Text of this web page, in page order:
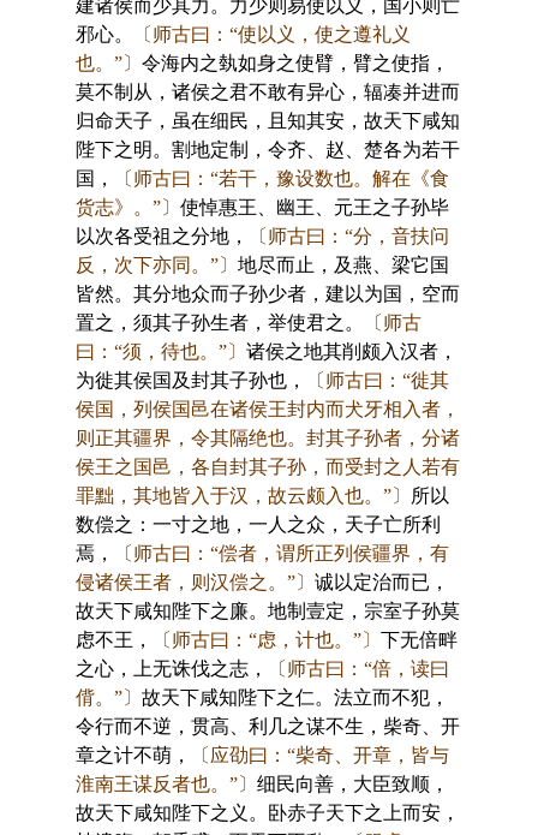
建诸侯而少其力。力少则易使以义，国小则亡
邪心。
〔师古曰：“使以义，使之遵礼义
也。”〕 令海内之埶如身之使臂，臂之使指，
莫不制从，诸侯之君不敢有异心，辐凑并进而
归命天子，虽在细民，且知其安，故天下咸知
陛下之明。割地定制，令齐、赵、楚各为若干
国，
〔师古曰：“若干，豫设数也。解在《食
货志》。”〕 使悼惠王、幽王、元王之子孙毕
以次各受祖之分地，
〔师古曰：“分，音扶问
反，次下亦同。”〕 地尽而止，及燕、梁它国
皆然。其分地众而子孙少者，建以为国，空而
置之，须其子孙生者，举使君之。
〔师古
曰：“须，待也。”〕 诸侯之地其削颇入汉者，
为徙其侯国及封其子孙也，
〔师古曰：“徙其
侯国，列侯国邑在诸侯王封内而犬牙相入者，
则正其疆界，令其隔绝也。封其子孙者，分诸
侯王之国邑，各自封其子孙，而受封之人若有
罪黜，其地皆入于汉，故云颇入也。”〕
所以
数偿之：一寸之地，一人之众，天子亡所利
焉，
〔师古曰：“偿者，谓所正列侯疆界，有
侵诸侯王者，则汉偿之。”〕 诚以定治而已，
故天下咸知陛下之廉。地制壹定，宗室子孙莫
虑不王，
〔师古曰：“虑，计也。”〕 下无倍畔
之心，上无诛伐之志，
〔师古曰：“倍，读曰
偝。”〕 故天下咸知陛下之仁。法立而不犯，
令行而不逆，贯高、利几之谋不生，柴奇、开
章之计不萌，
〔应劭曰：“柴奇、开章，皆与
淮南王谋反者也。”〕 细民向善，大臣致顺，
故天下咸知陛下之义。卧赤子天下之上而安，